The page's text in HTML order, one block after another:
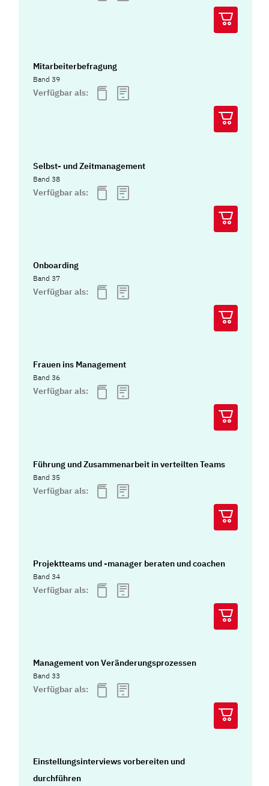
Mitarbeiterbefragung
Band 39
Verfügbar als:
Selbst- und Zeitmanagement
Band 38
Verfügbar als:
Onboarding
Band 37
Verfügbar als:
Frauen ins Management
Band 36
Verfügbar als:
Führung und Zusammenarbeit in verteilten Teams
Band 35
Verfügbar als:
Projektteams und -manager beraten und coachen
Band 34
Verfügbar als:
Management von Veränderungsprozessen
Band 33
Verfügbar als:
Einstellungsinterviews vorbereiten und
durchführen